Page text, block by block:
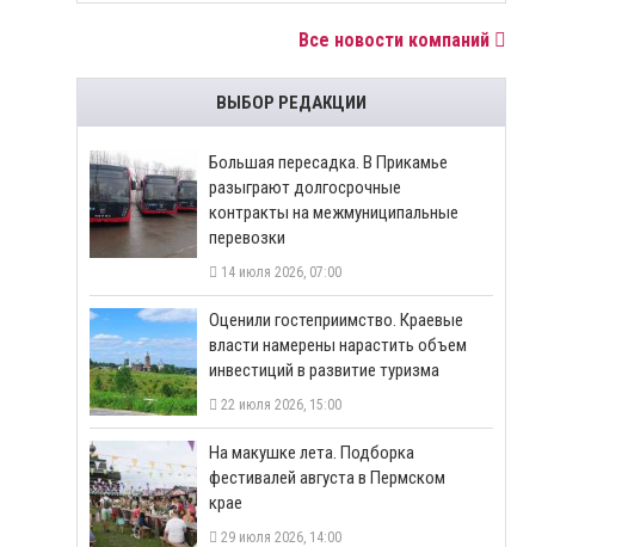
Все новости компаний
ВЫБОР РЕДАКЦИИ
Большая пересадка. В Прикамье
разыграют долгосрочные
контракты на межмуниципальные
перевозки
14 июля 2026, 07:00
Оценили гостеприимство. Краевые
власти намерены нарастить объем
инвестиций в развитие туризма
22 июля 2026, 15:00
На макушке лета. Подборка
фестивалей августа в Пермском
крае
29 июля 2026, 14:00